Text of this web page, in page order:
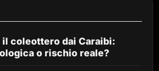
il coleottero dai Caraibi:
o rischio reale?